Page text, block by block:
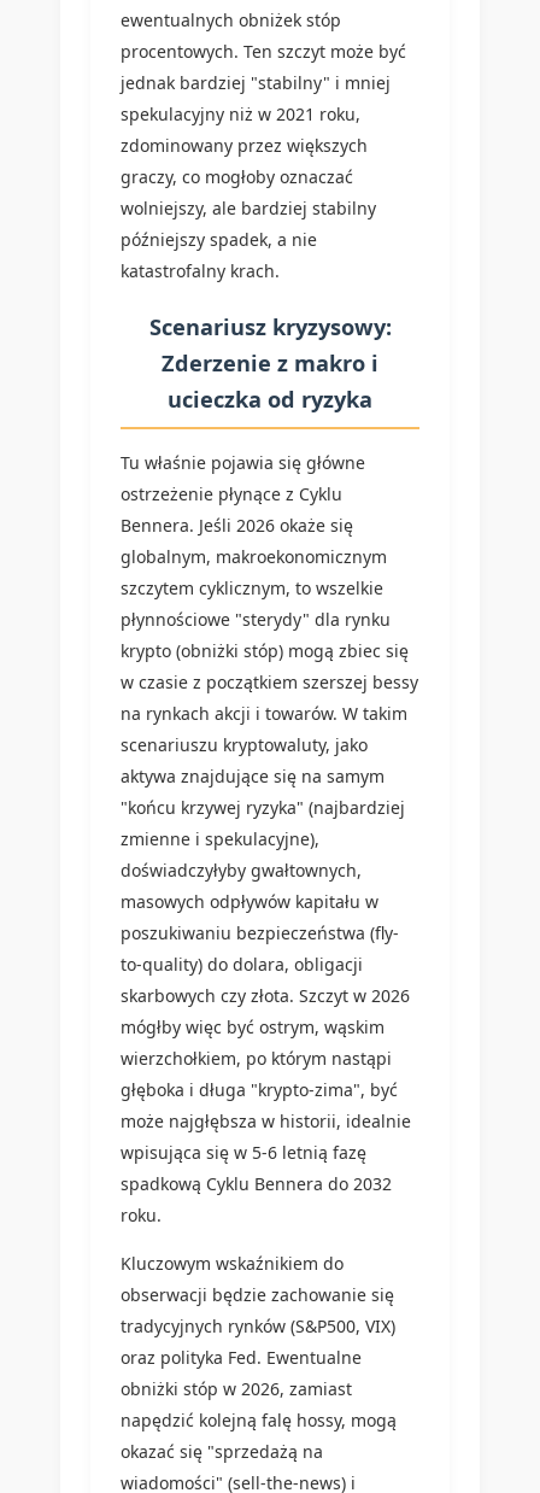
ewentualnych obniżek stóp
procentowych. Ten szczyt może być
jednak bardziej "stabilny" i mniej
spekulacyjny niż w 2021 roku,
zdominowany przez większych
graczy, co mogłoby oznaczać
wolniejszy, ale bardziej stabilny
późniejszy spadek, a nie
katastrofalny krach.
Scenariusz kryzysowy:
Zderzenie z makro i
ucieczka od ryzyka
Tu właśnie pojawia się główne
ostrzeżenie płynące z Cyklu
Bennera. Jeśli 2026 okaże się
globalnym, makroekonomicznym
szczytem cyklicznym, to wszelkie
płynnościowe "sterydy" dla rynku
krypto (obniżki stóp) mogą zbiec się
w czasie z początkiem szerszej bessy
na rynkach akcji i towarów. W takim
scenariuszu kryptowaluty, jako
aktywa znajdujące się na samym
"końcu krzywej ryzyka" (najbardziej
zmienne i spekulacyjne),
doświadczyłyby gwałtownych,
masowych odpływów kapitału w
poszukiwaniu bezpieczeństwa (fly-
to-quality) do dolara, obligacji
skarbowych czy złota. Szczyt w 2026
mógłby więc być ostrym, wąskim
wierzchołkiem, po którym nastąpi
głęboka i długa "krypto-zima", być
może najgłębsza w historii, idealnie
wpisująca się w 5-6 letnią fazę
spadkową Cyklu Bennera do 2032
roku.
Kluczowym wskaźnikiem do
obserwacji będzie zachowanie się
tradycyjnych rynków (S&P500, VIX)
oraz polityka Fed. Ewentualne
obniżki stóp w 2026, zamiast
napędzić kolejną falę hossy, mogą
okazać się "sprzedażą na
wiadomości" (sell-the-news) i